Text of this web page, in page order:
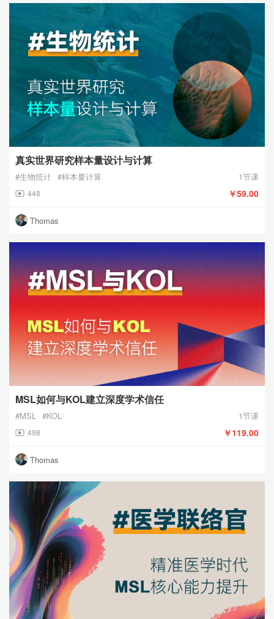
真实世界研究样本量设计与计算
#生物统计 #样本量计算 1节课
448 ￥59.00
Thomas
MSL如何与KOL建立深度学术信任
#MSL #KOL 1节课
498 ￥119.00
Thomas